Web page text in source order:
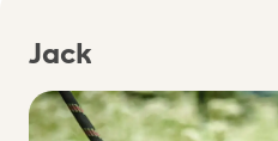
Jack